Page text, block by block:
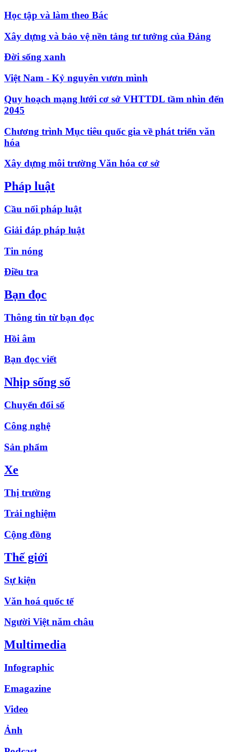
Học tập và làm theo Bác
Xây dựng và bảo vệ nền tảng tư tưởng của Đảng
Đời sống xanh
Việt Nam - Kỷ nguyên vươn mình
Quy hoạch mạng lưới cơ sở VHTTDL tầm nhìn đến
2045
Chương trình Mục tiêu quốc gia về phát triển văn
hóa
Xây dựng môi trường Văn hóa cơ sở
Pháp luật
Cầu nối pháp luật
Giải đáp pháp luật
Tin nóng
Điều tra
Bạn đọc
Thông tin từ bạn đọc
Hồi âm
Bạn đọc viết
Nhịp sống số
Chuyển đổi số
Công nghệ
Sản phẩm
Xe
Thị trường
Trải nghiệm
Cộng đồng
Thế giới
Sự kiện
Văn hoá quốc tế
Người Việt năm châu
Multimedia
Infographic
Emagazine
Video
Ảnh